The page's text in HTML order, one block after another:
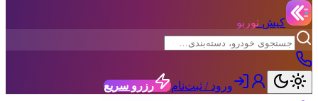
کیش توربو
ورود / ثبت‌نام
رزرو سریع